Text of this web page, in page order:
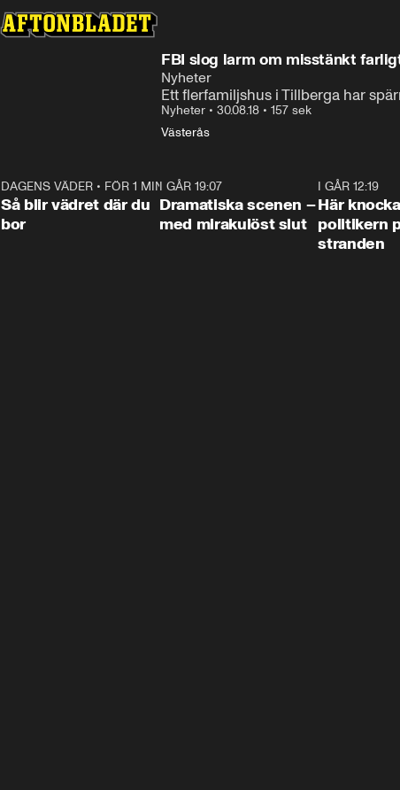
FBI slog larm om misstänkt
Nyheter
Ett flerfamiljshus i Tillberga har
Nyheter • 30.08.18 • 157 sek
Västerås
1:06
DAGENS VÄDER • FÖR 1 MIN SEN
Så blir vädret där du
bor
I GÅR 19:07
Dramatiska scenen –
med mirakulöst slut
I GÅR 12:19
Här
politikern
stranden